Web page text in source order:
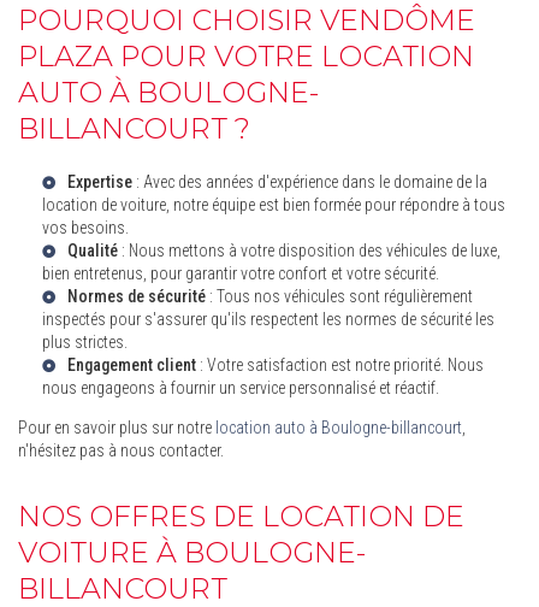
POURQUOI CHOISIR VENDÔME
PLAZA POUR VOTRE LOCATION
AUTO À BOULOGNE-
BILLANCOURT ?
Expertise : Avec des années d'expérience dans le domaine de la
location de voiture, notre équipe est bien formée pour répondre à tous
vos besoins.
Qualité : Nous mettons à votre disposition des véhicules de luxe,
bien entretenus, pour garantir votre confort et votre sécurité.
Normes de sécurité : Tous nos véhicules sont régulièrement
inspectés pour s'assurer qu'ils respectent les normes de sécurité les
plus strictes.
Engagement client : Votre satisfaction est notre priorité. Nous
nous engageons à fournir un service personnalisé et réactif.
Pour en savoir plus sur notre location auto à Boulogne-billancourt
n'hésitez pas à nous contacter.
NOS OFFRES DE LOCATION DE
VOITURE À BOULOGNE-
BILLANCOURT